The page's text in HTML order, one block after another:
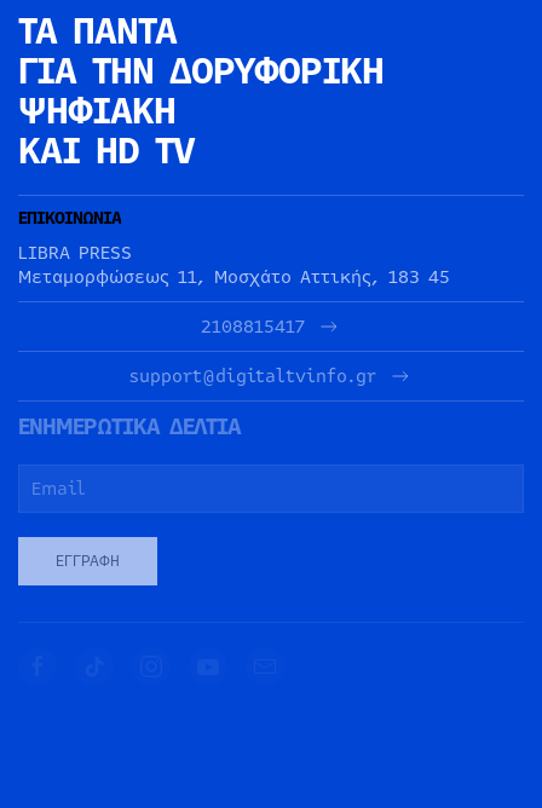
ΤΑ ΠΑΝΤΑ
ΓΙΑ ΤΗΝ ΔΟΡΥΦΟΡΙΚΗ
ΨΗΦΙΑΚΗ
ΚΑΙ HD TV
ΕΠΙΚΟΙΝΩΝΙΑ
LIBRA PRESS
Μεταμορφώσεως 11, Μοσχάτο Αττικής, 183 45
2108815417
support@digitaltvinfo.gr
ΕΝΗΜΕΡΩΤΙΚΑ ΔΕΛΤΙΑ
ΕΓΓΡΑΦΉ